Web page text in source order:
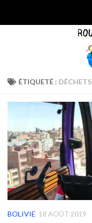
ÉTIQUETÉ : DÉCHETS
BOLIVIE 18 AOÛT 2019